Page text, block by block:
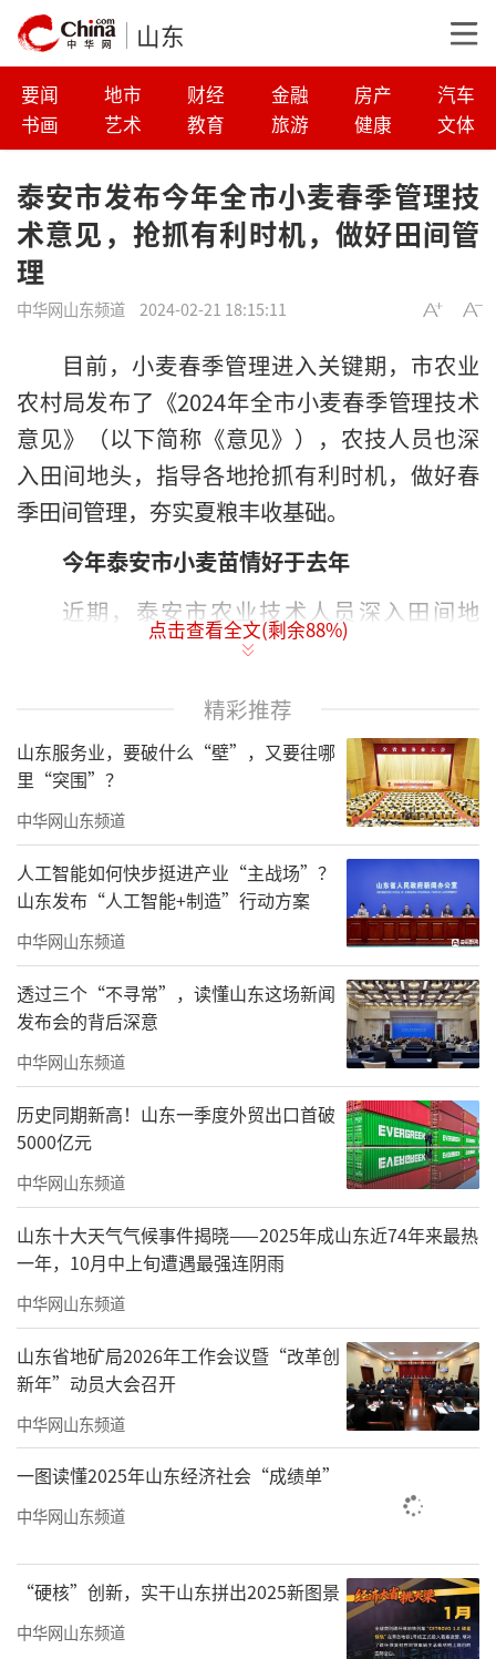
山东
要闻 地市 财经 金融 房产
汽车
书画
艺术 教育 旅游 健康 文体
泰安市发布今年全市小麦春季管理技
术意见，抢抓有利时机，做好田间管
理
中华网山东频道 2024-02-21 18:15:11
目前，小麦春季管理进入关键期，市农业
农村局发布了《2024年全市小麦春季管理技术
意见》（以下简称《意见》），农技人员也深
入田间地头，指导各地抢抓有利时机，做好春
季田间管理，夯实夏粮丰收基础。
今年泰安市小麦苗情好于去年
近期，泰安市农业技术人员深入田间地
头，开展技术指导。“今天我们又察看了肥城
看，今年泰安市小麦苗情整体不错。”市农业
技术推广中心正高级农艺师殷复伟介绍，针对
今年小麦苗情、墒情和病虫草情，泰安市春季
麦田管理要重点做好“促弱控旺，肥水调控，
促根增蘖、培育壮苗、防倒春寒，防病虫
草”工作，提高群体和个体质量，促进长势均
衡，夯实小麦单产提升基础。
《意见》指出，据调查，泰安市小麦一、
二类苗面积比例大，苗情好于去年。在小麦春
季管理的关键期，做好镇压划锄工作非常重
要。据悉，早春镇压可压碎土块，弥封裂缝，
沉实冬季冻融疏松的土壤，改善墒情，使土壤
与根系密接起来，有利于根系吸收养分；锄地
能提高地温，减少土壤水分蒸发。《意见》指
出，早春镇压要在早春土壤化冻后进行，避免
早春寒潮降温冻伤麦苗；镇压和划锄要结合进
行，先压后锄，达到土壤上松下实、保墒增
温、抗旱促苗早发的作用。
《意见》指出，各地要做到科学肥水调
控，因苗因地分类管理，控旺促弱保壮，增蘖
增穗增粒。
旺苗麦田由于群体较大，易造成田间郁
蔽、茎秆纤弱、后期倒伏，对此，农户应主要
采取镇压或深耘、化学调控、肥水调控等措
点击查看全文(剩余88%)
精彩推荐
山东服务业，要破什么“壁”，又要往哪
里“突围”？
中华网山东频道
人工智能如何快步挺进产业“主战场”？
山东发布“人工智能+制造”行动方案
中华网山东频道
透过三个“不寻常”，读懂山东这场新闻
发布会的背后深意
中华网山东频道
历史同期新高！山东一季度外贸出口首破
5000亿元
中华网山东频道
山东十大天气气候事件揭晓——2025年成山东近74年来最热
一年，10月中上旬遭遇最强连阴雨
中华网山东频道
山东省地矿局2026年工作会议暨“改革创
新年”动员大会召开
中华网山东频道
一图读懂2025年山东经济社会“成绩单”
中华网山东频道
“硬核”创新，实干山东拼出2025新图景
中华网山东频道